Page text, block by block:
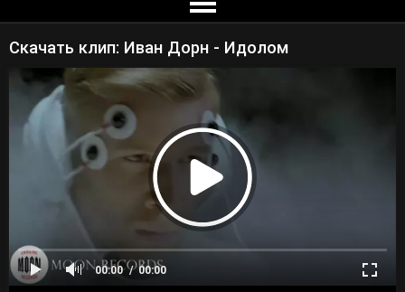
Скачать клип: Иван Дорн - Идолом
00:00 00:00